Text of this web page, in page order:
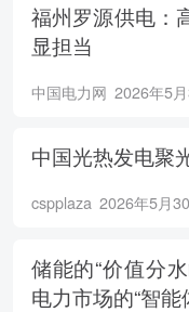
福州罗源供电：
显担当
中国电力网 2026年5
中国光热发电聚
cspplaza 2026年5月
储能的“价值分
电力市场的“智能